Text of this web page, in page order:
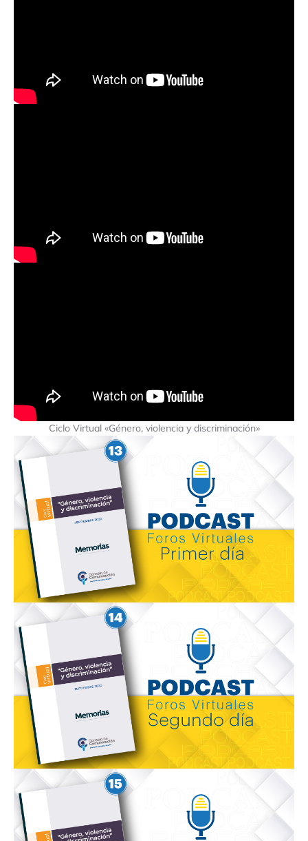
Ciclo Virtual «Género, violencia y discriminación»